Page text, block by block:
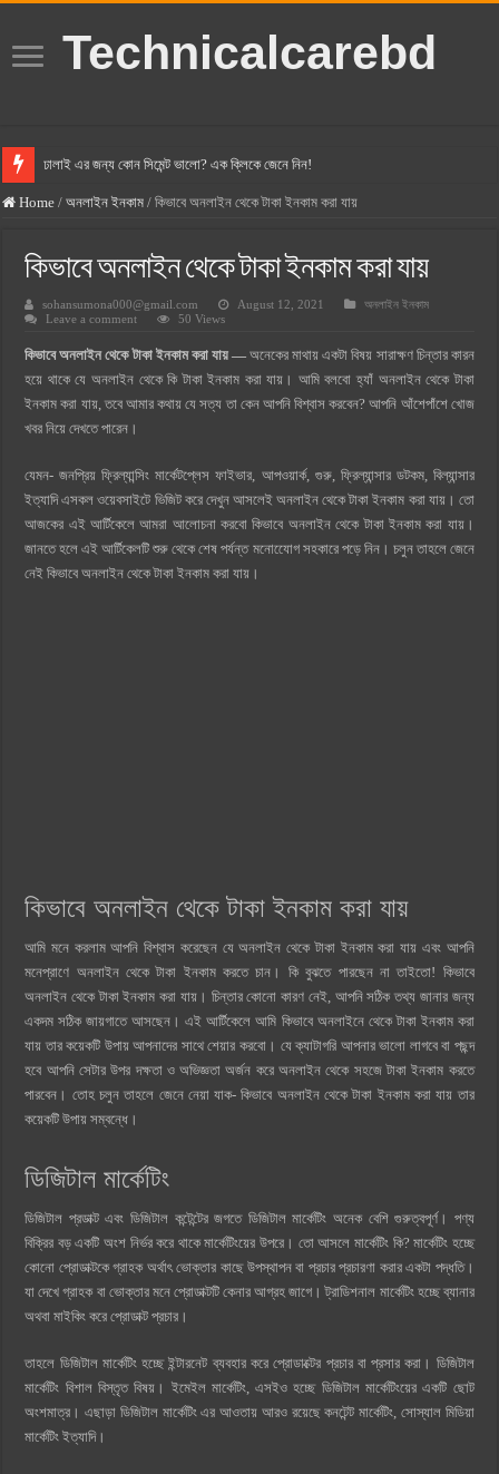
Technicalcarebd
ঢালাই এর জন্য কোন সিমেন্ট ভালো? এক ক্লিকে জেনে নিন!
বসুন্ধরা সিমেন্ট এর দাম ২০২৫
হোলসিম সিমেন্ট দাম ২০২৫
সুপারক্রিট সিমেন্ট দাম ২০২৫
ওয়ালটন মোবাইল কিস্তিতে কেনার নিয়ম ২০২৫
ওয়ালটন টিভি কিস্তিতে কেনার নিয়ম ২০২৫
জেনে নিন, বর্তমানে মোবাইল ঘড়ি দাম কত ২০২৫
Home / অনলাইন ইনকাম / কিভাবে অনলাইন থেকে টাকা ইনকাম করা যায়
কিভাবে অনলাইন থেকে টাকা ইনকাম করা যায়
sohansumona000@gmail.com August 12, 2021
অনলাইন ইনকাম
Leave a comment
50 Views
কিভাবে অনলাইন থেকে টাকা ইনকাম করা যায় — অনেকের মাথায় একটা বিষয় সারাক্ষণ চিন্তার কারন
হয়ে থাকে যে অনলাইন থেকে কি টাকা ইনকাম করা যায়। আমি বলবো হ্যাঁ অনলাইন থেকে টাকা
ইনকাম করা যায়, তবে আমার কথায় যে সত্য তা কেন আপনি বিশ্বাস করবেন? আপনি আঁশেপাঁশে খোজ
খবর নিয়ে দেখতে পারেন।
যেমন- জনপ্রিয় ফ্রিল্যান্সিং মার্কেটপ্লেস ফাইভার, আপওয়ার্ক, গুরু, ফ্রিল্যান্সার ডটকম, বিল্যান্সার
ইত্যাদি এসকল ওয়েবসাইটে ভিজিট করে দেখুন আসলেই অনলাইন থেকে টাকা ইনকাম করা যায়। তো
আজকের এই আর্টিকেলে আমরা আলোচনা করবো কিভাবে অনলাইন থেকে টাকা ইনকাম করা যায়।
জানতে হলে এই আর্টিকেলটি শুরু থেকে শেষ পর্যন্ত মনোযেোগ সহকারে পড়ে নিন। চলুন তাহলে জেনে
নেই কিভাবে অনলাইন থেকে টাকা ইনকাম করা যায়।
কিভাবে অনলাইন থেকে টাকা ইনকাম করা যায়
আমি মনে করলাম আপনি বিশ্বাস করেছেন যে অনলাইন থেকে টাকা ইনকাম করা যায় এবং আপনি
মনেপ্রাণে অনলাইন থেকে টাকা ইনকাম করতে চান। কি বুঝতে পারছেন না তাইতো! কিভাবে
অনলাইন থেকে টাকা ইনকাম করা যায়। চিন্তার কোনো কারণ নেই, আপনি সঠিক তথ্য জানার জন্য
একদম সঠিক জায়গাতে আসছেন। এই আর্টিকেলে আমি কিভাবে অনলাইনে থেকে টাকা ইনকাম করা
যায় তার কয়েকটি উপায় আপনাদের সাথে শেয়ার করবো। যে ক্যাটাগরি আপনার ভালো লাগবে বা পছন্দ
হবে আপনি সেটার উপর দক্ষতা ও অভিজ্ঞতা অর্জন করে অনলাইন থেকে সহজে টাকা ইনকাম করতে
পারবেন। তোহ চলুন তাহলে জেনে নেয়া যাক- কিভাবে অনলাইন থেকে টাকা ইনকাম করা যায় তার
কয়েকটি উপায় সম্বন্ধে।
ডিজিটাল মার্কেটিং
ডিজিটাল প্রডাক্ট এবং ডিজিটাল কন্টেন্টের জগতে ডিজিটাল মার্কেটিং অনেক বেশি গুরুত্বপূর্ণ। পণ্য
বিক্রির বড় একটি অংশ নির্ভর করে থাকে মার্কেটিংয়ের উপরে। তো আসলে মার্কেটিং কি? মার্কেটিং হচ্ছে
কোনো প্রোডাক্টকে গ্রাহক অর্থাৎ ভোক্তার কাছে উপস্থাপন বা প্রচার প্রচারণা করার একটা পদ্ধতি।
যা দেখে গ্রাহক বা ভোক্তার মনে প্রোডাক্টটি কেনার আগ্রহ জাগে। ট্রাডিশনাল মার্কেটিং হচ্ছে ব্যানার
অথবা মাইকিং করে প্রোডাক্ট প্রচার।
তাহলে ডিজিটাল মার্কেটিং হচ্ছে ইন্টারনেট ব্যবহার করে প্রোডাক্টের প্রচার বা প্রসার করা। ডিজিটাল
মার্কেটিং বিশাল বিস্তৃত বিষয়। ইমেইল মার্কেটিং, এসইও হচ্ছে ডিজিটাল মার্কেটিংয়ের একটি ছোট
অংশমাত্র। এছাড়া ডিজিটাল মার্কেটিং এর আওতায় আরও রয়েছে কনটেন্ট মার্কেটিং, সোস্যাল মিডিয়া
মার্কেটিং ইত্যাদি।